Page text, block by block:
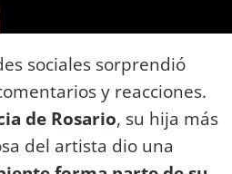
sociales sorprendió
y reacciones.
de Rosario, su hija más
del artista dio una